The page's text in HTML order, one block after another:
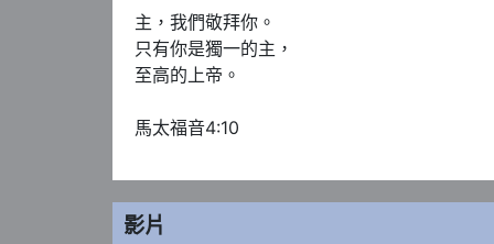
主，我們敬拜你。
只有你是獨一的主，
至高的上帝。
馬太福音4:10
影片